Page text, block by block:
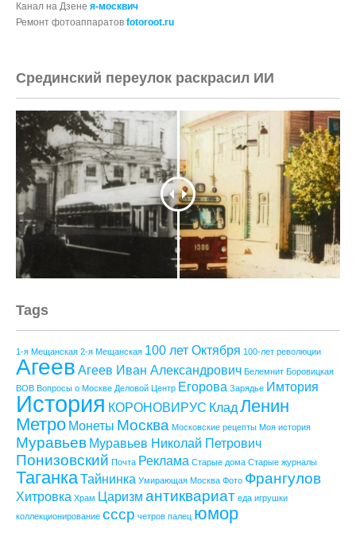
Канал на Дзене я-москвич
Ремонт фотоаппаратов fotoroot.ru
Срединский переулок раскрасил ИИ
Tags
1-я Мещанская 2-я Мещанская 100 лет Октября 100-лет революции
Агеев Агеев Иван Александрович Белемнит Боровицкая
ВОВ Вопросы о Москве Деловой Центр Егорова Зарядье Имтория
История КОРОНОВИРУС Клад Ленин
Метро Монеты Москва Московские рецепты Моя история
Муравьев Муравьев Николай Петрович
Понизовский Почта Реклама Старые дома Старые журналы
ТаганкаТайнинка Умирающая Москва Фото Франгулов
Хитровка Храм Царизм антиквариат еда игрушки
коллекционирование ссср четров палец юмор